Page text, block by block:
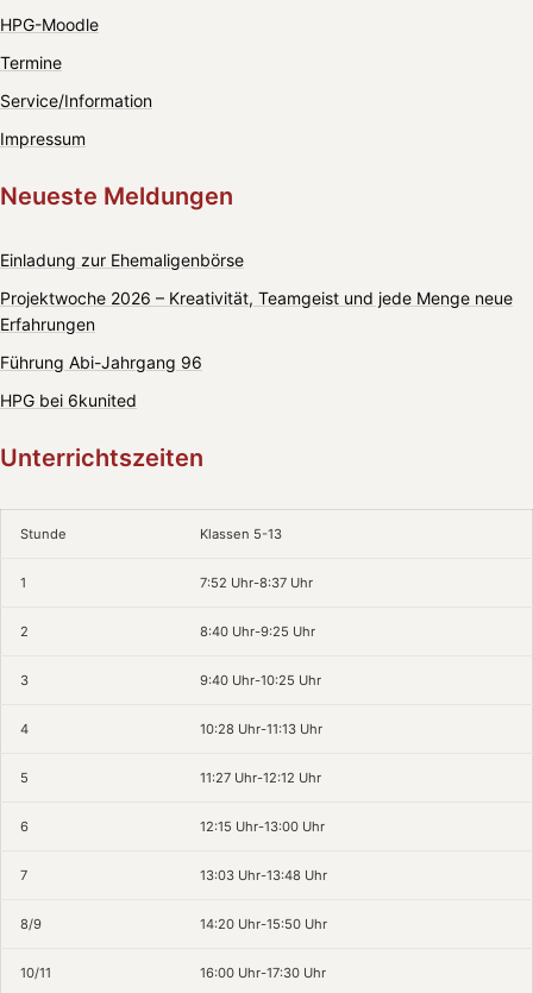
HPG-Moodle
Termine
Service/Information
Impressum
Neueste Meldungen
Einladung zur Ehemaligenbörse
Projektwoche 2026 – Kreativität, Teamgeist und jede Menge neue
Erfahrungen
Führung Abi-Jahrgang 96
HPG bei 6kunited
Unterrichtszeiten
Stunde Klassen 5-13
1 7:52 Uhr-8:37 Uhr
2 8:40 Uhr-9:25 Uhr
3 9:40 Uhr-10:25 Uhr
4 10:28 Uhr-11:13 Uhr
5 11:27 Uhr-12:12 Uhr
6 12:15 Uhr-13:00 Uhr
7 13:03 Uhr-13:48 Uhr
8/9 14:20 Uhr-15:50 Uhr
10/11 16:00 Uhr-17:30 Uhr